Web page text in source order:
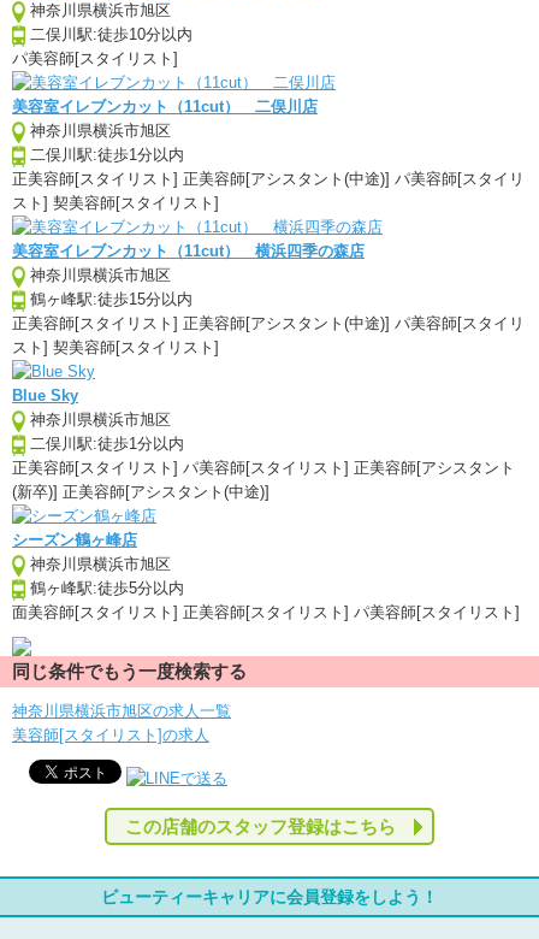
神奈川県横浜市旭区
二俣川駅:徒歩10分以内
パ美容師[スタイリスト]
美容室イレブンカット（11cut） 二俣川店
神奈川県横浜市旭区
二俣川駅:徒歩1分以内
正美容師[スタイリスト] 正美容師[アシスタント(中途)] パ美容師[スタイリ
スト] 契美容師[スタイリスト]
美容室イレブンカット（11cut） 横浜四季の森店
神奈川県横浜市旭区
鶴ヶ峰駅:徒歩15分以内
正美容師[スタイリスト] 正美容師[アシスタント(中途)] パ美容師[スタイリ
スト] 契美容師[スタイリスト]
Blue Sky
神奈川県横浜市旭区
二俣川駅:徒歩1分以内
正美容師[スタイリスト] パ美容師[スタイリスト] 正美容師[アシスタント
(新卒)] 正美容師[アシスタント(中途)]
シーズン鶴ヶ峰店
神奈川県横浜市旭区
鶴ヶ峰駅:徒歩5分以内
面美容師[スタイリスト] 正美容師[スタイリスト] パ美容師[スタイリスト]
同じ条件でもう一度検索する
神奈川県横浜市旭区の求人一覧
美容師[スタイリスト]の求人
この店舗のスタッフ登録はこちら
ビューティーキャリアに会員登録をしよう！